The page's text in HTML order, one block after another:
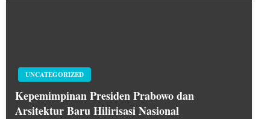
UNCATEGORIZED
Kepemimpinan Presiden Prabowo dan
Arsitektur Baru Hilirisasi Nasional